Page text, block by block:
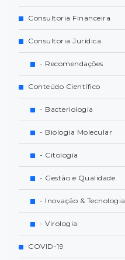
Consultoria Financeira
Consultoria Jurídica
- Recomendações
Conteúdo Científico
- Bacteriologia
- Biologia Molecular
- Citologia
- Gestão e Qualidade
- Inovação & Tecnologia
- Virologia
COVID-19